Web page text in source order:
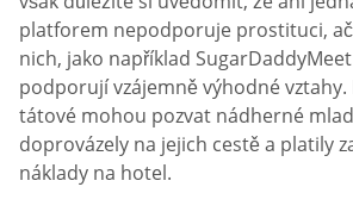
platforem nepodporuje prostituci,
nich, jako například
podporují vzájemně výhodné
tátové mohou pozvat nádherné
doprovázely na jejich cestě a platily
náklady na hotel.